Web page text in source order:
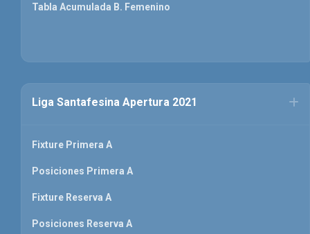
Tabla Acumulada B. Femenino
Liga Santafesina Apertura 2021
Fixture Primera A
Posiciones Primera A
Fixture Reserva A
Posiciones Reserva A